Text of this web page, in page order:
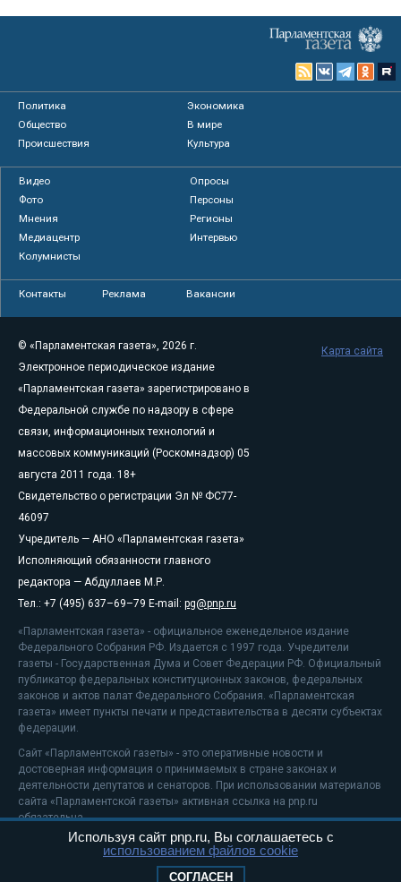
Политика
Экономика
Общество
В мире
Происшествия
Культура
Видео
Опросы
Фото
Персоны
Мнения
Регионы
Медиацентр
Интервью
Колумнисты
Контакты Реклама Вакансии
© «Парламентская газета», 2026 г.
Электронное периодическое издание
«Парламентская газета» зарегистрировано в
Федеральной службе по надзору в сфере
связи, информационных технологий и
массовых коммуникаций (Роскомнадзор) 05
августа 2011 года. 18+
Свидетельство о регистрации Эл № ФС77-
46097
Учредитель — АНО «Парламентская газета»
Исполняющий обязанности главного
редактора — Абдуллаев М.Р.
Тел.: +7 (495) 637–69–79 E-mail: pg@pnp.ru
«Парламентская газета» - официальное еженедельное издание
Федерального Собрания РФ. Издается с 1997 года. Учредители
газеты - Государственная Дума и Совет Федерации РФ. Официальный
публикатор федеральных конституционных законов, федеральных
законов и актов палат Федерального Собрания. «Парламентская
газета» имеет пункты печати и представительства в десяти субъектах
федерации.
Сайт «Парламентской газеты» - это оперативные новости и
достоверная информация о принимаемых в стране законах и
деятельности депутатов и сенаторов. При использовании материалов
сайта «Парламентской газеты» активная ссылка на pnp.ru
обязательна.
На информационном ресурсе применяютсярекомендательные
Положение о защите персональных данных
Карта сайта
Используя сайт pnp.ru, Вы соглашаетесь с
использованием файлов cookie
СОГЛАСЕН